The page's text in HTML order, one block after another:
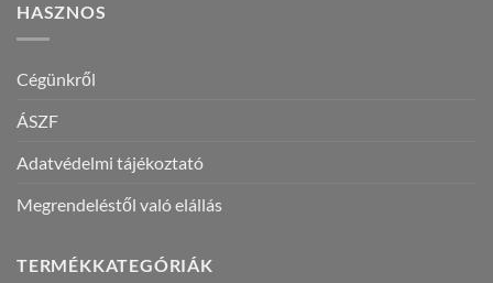
HASZNOS
Cégünkről
ÁSZF
Adatvédelmi tájékoztató
Megrendeléstől való elállás
TERMÉKKATEGÓRIÁK